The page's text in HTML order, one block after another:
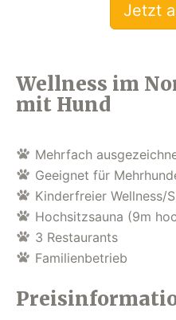
Jetzt
Wellness im
mit Hund
Mehrfach
Geeignet für
Kinderfreier Wellness/
Hochsitzsauna (9m
3 Restaurants
Familienbetrieb